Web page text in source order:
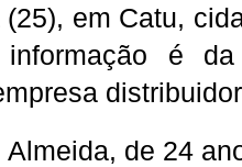
em Catu,
informação é
de 24